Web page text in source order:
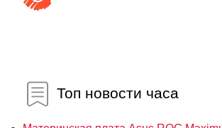
Топ новости часа